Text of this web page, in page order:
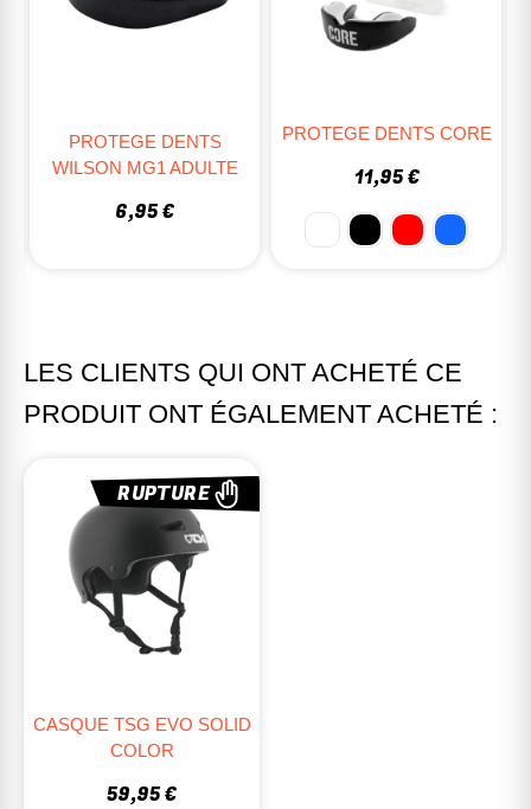
PROTEGE DENTS CORE
11,95 €
PROTEGE DENTS SISU
LES CLIENTS QUI ONT ACHETÉ CE
PRODUIT ONT ÉGALEMENT ACHETÉ :
RUPTURE
CASQUE TSG EVO SOLID
COLOR
59,95 €